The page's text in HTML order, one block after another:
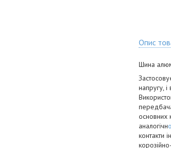
Опис
Шина
напругу,
основних
аналогічн
контакти